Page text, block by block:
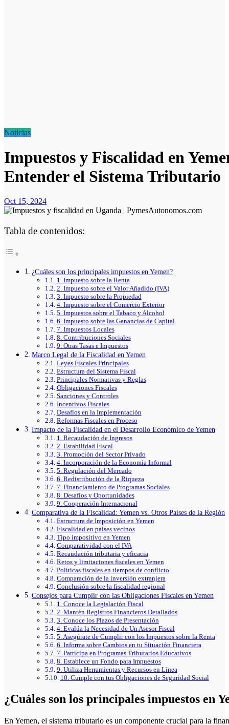
Noticias
Impuestos y Fiscalidad en
Entender el Sistema Tributario
Oct 15, 2024
Tabla de contenidos:
¿Cuáles son los principales impuestos en Yemen?
1. Impuesto sobre la Renta
2. Impuesto sobre el Valor Añadido (IVA)
3. Impuesto sobre la Propiedad
4. Impuesto sobre el Comercio Exterior
5. Impuestos sobre el Tabaco y Alcohol
6. Impuesto sobre las Ganancias de Capital
7. Impuestos Locales
8. Contribuciones Sociales
9. Otras Tasas e Impuestos
Marco Legal de la Fiscalidad en Yemen
Leyes Fiscales Principales
Estructura del Sistema Fiscal
Principales Normativas y Reglas
Obligaciones Fiscales
Sanciones y Controles
Incentivos Fiscales
Desafíos en la Implementación
Reformas Fiscales en Proceso
Impacto de la Fiscalidad en el Desarrollo Económico de Yemen
1. Recaudación de Ingresos
2. Estabilidad Fiscal
3. Promoción del Sector Privado
4. Incorporación de la Economía Informal
5. Regulación del Mercado
6. Redistribución de la Riqueza
7. Financiamiento de Programas Sociales
8. Desafíos y Oportunidades
9. Cooperación Internacional
Comparativa de la Fiscalidad: Yemen vs. Otros Países de la Región
Estructura de Imposición en Yemen
Fiscalidad en países vecinos
Tipo impositivo en Yemen
Comparatividad con el IVA
Recaudación tributaria y eficacia
Retos y limitaciones fiscales en Yemen
Políticas fiscales en tiempos de conflicto
Comparación de la inversión extranjera
Conclusión sobre la fiscalidad regional
Consejos para Cumplir con las Obligaciones Fiscales en Yemen
1. Conoce la Legislación Fiscal
2. Mantén Registros Financieros Detallados
3. Conoce los Plazos de Presentación
4. Evalúa la Necesidad de Un Asesor Fiscal
5. Asegúrate de Cumplir con los Impuestos sobre la Renta
6. Informa sobre Cambios en tu Situación Financiera
7. Participa en Programas Tributarios Educativos
8. Establece un Fondo para Impuestos
9. Utiliza Herramientas y Recursos en Línea
10. Cumple con tus Obligaciones de Seguridad Social
¿Cuáles son los principales impuestos en
En Yemen, el sistema tributario es un componente crucial para la financiación del gobierno y el desarrollo económico del